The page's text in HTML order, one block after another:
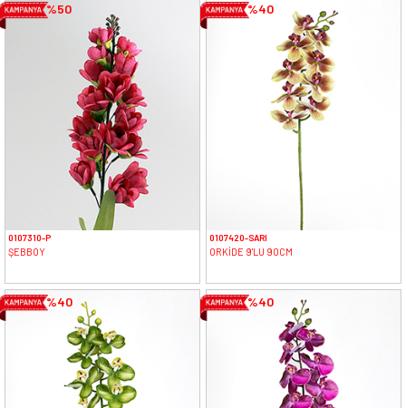
%50
0107310-P
ŞEBBOY
%40
0107420-SARI
ORKİDE 9'LU 90CM
%40 %40